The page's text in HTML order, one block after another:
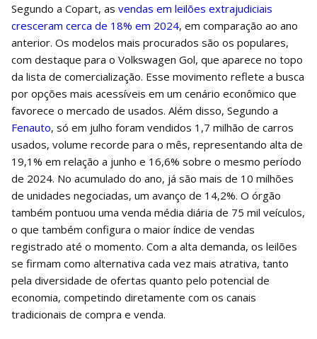
Segundo a Copart, as vendas em leilões extrajudiciais
cresceram cerca de 18% em 2024, em comparação ao ano
anterior. Os modelos mais procurados são os populares,
com destaque para o Volkswagen Gol, que aparece no topo
da lista de comercialização. Esse movimento reflete a busca
por opções mais acessíveis em um cenário econômico que
favorece o mercado de usados. Além disso, Segundo a
Fenauto, só em julho foram vendidos 1,7 milhão de carros
usados, volume recorde para o mês, representando alta de
19,1% em relação a junho e 16,6% sobre o mesmo período
de 2024. No acumulado do ano, já são mais de 10 milhões
de unidades negociadas, um avanço de 14,2%. O órgão
também pontuou uma venda média diária de 75 mil veículos,
o que também configura o maior índice de vendas
registrado até o momento. Com a alta demanda, os leilões
se firmam como alternativa cada vez mais atrativa, tanto
pela diversidade de ofertas quanto pelo potencial de
economia, competindo diretamente com os canais
tradicionais de compra e venda.